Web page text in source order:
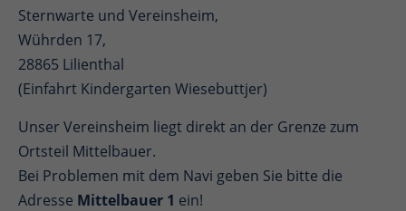
Sternwarte und Vereinsheim,
Wührden 17,
28865 Lilienthal
(Einfahrt Kindergarten Wiesebuttjer)
Unser Vereinsheim liegt direkt an der Grenze zum
Ortsteil Mittelbauer.
Bei Problemen mit dem Navi geben Sie bitte die
Adresse Mittelbauer 1 ein!